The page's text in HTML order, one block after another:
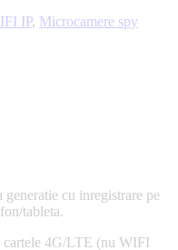
IP, Microcamere spy
cu inregistrare pe
tableta.
cartele 4G/LTE (nu WIFI